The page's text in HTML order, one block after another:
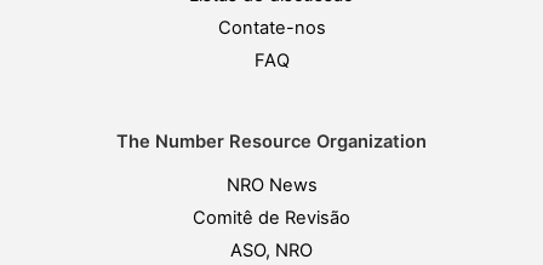
Contate-nos
FAQ
The Number Resource Organization
NRO News
Comitê de Revisão
ASO, NRO